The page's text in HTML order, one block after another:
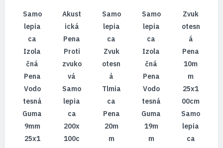
Samo
Lepia
Ca
Izola
Čná
Pena
Vodo
Tesná
Guma
9mm
25x1
Akust
Ická
Pena
Proti
Zvuko
Vá
Samo
Lepia
Ca
200x
100c
Samo
Lepia
Ca
Zvuk
Otesn
Á
Tlmia
Ca
Pena
20m
M
Samo
Lepia
Ca
Izola
Čná
Pena
Vodo
Tesná
Guma
19m
M
Zvuk
Otesn
Á
Pena
10m
M
25x1
00cm
Samo
Lepia
Ca